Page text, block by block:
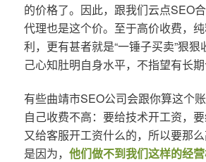
的价格了。因此，跟我们云点SEO合
代理也是这个价。至于高价收费，
利，更有甚者就是“一锤子买卖”狠狠
己心知肚明自身水平，不指望有长期
有些曲靖市SEO公司会跟你算这个
自己收费不高：要给技术开工资，要
又给客服开工资什么的，所以要那
是因为， 他们做不到我们这样的经